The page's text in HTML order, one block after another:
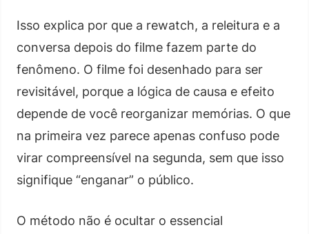
Isso explica por que a rewatch, a releitura e a
conversa depois do filme fazem parte do
fenômeno. O filme foi desenhado para ser
revisitável, porque a lógica de causa e efeito
depende de você reorganizar memórias. O que
na primeira vez parece apenas confuso pode
virar compreensível na segunda, sem que isso
signifique “enganar” o público.
O método não é ocultar o essencial